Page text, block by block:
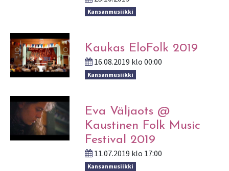
Kansanmusiikki
Kaukas EloFolk 2019
16.08.2019 klo 00:00
Kansanmusiikki
Eva Väljaots @
Kaustinen Folk Music
Festival 2019
11.07.2019 klo 17:00
Kansanmusiikki